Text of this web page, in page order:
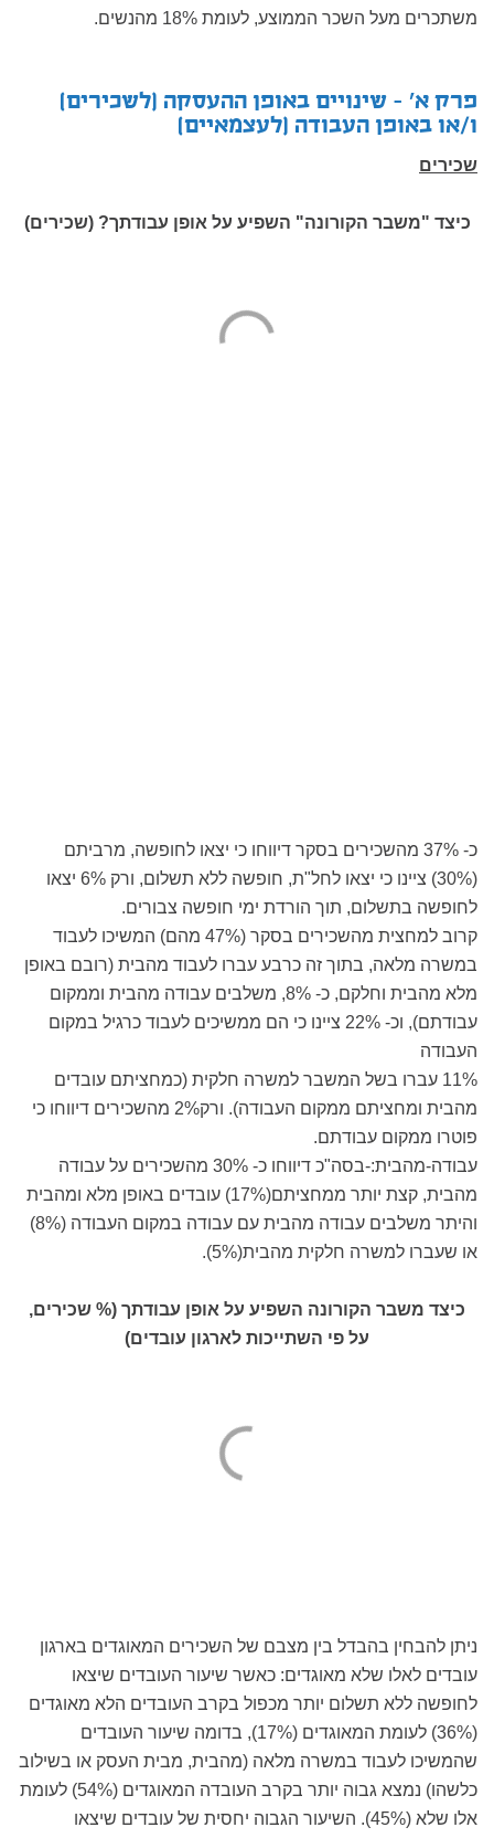
משתכרים מעל השכר הממוצע, לעומת 18% מהנשים.
פרק א' - שינויים באופן ההעסקה (לשכירים)
ו/או באופן העבודה (לעצמאיים)
שכירים
כיצד "משבר הקורונה" השפיע על אופן עבודתך? (שכירים)
כ- 37% מהשכירים בסקר דיווחו כי יצאו לחופשה, מרביתם
(30%) ציינו כי יצאו לחל"ת, חופשה ללא תשלום, ורק 6% יצאו
לחופשה בתשלום, תוך הורדת ימי חופשה צבורים.
קרוב למחצית מהשכירים בסקר (47% מהם) המשיכו לעבוד
במשרה מלאה, בתוך זה כרבע עברו לעבוד מהבית (רובם באופן
מלא מהבית וחלקם, כ- 8%, משלבים עבודה מהבית וממקום
עבודתם), וכ- 22% ציינו כי הם ממשיכים לעבוד כרגיל במקום
העבודה
11% עברו בשל המשבר למשרה חלקית (כמחציתם עובדים
מהבית ומחציתם ממקום העבודה). ורק2% מהשכירים דיווחו כי
פוטרו ממקום עבודתם.
עבודה-מהבית:-בסה"כ דיווחו כ- 30% מהשכירים על עבודה
מהבית, קצת יותר ממחציתם(17%) עובדים באופן מלא ומהבית
והיתר משלבים עבודה מהבית עם עבודה במקום העבודה (8%)
או שעברו למשרה חלקית מהבית(5%).
כיצד משבר הקורונה השפיע על אופן עבודתך (% שכירים,
על פי השתייכות לארגון עובדים)
ניתן להבחין בהבדל בין מצבם של השכירים המאוגדים בארגון
עובדים לאלו שלא מאוגדים: כאשר שיעור העובדים שיצאו
לחופשה ללא תשלום יותר מכפול בקרב העובדים הלא מאוגדים
(36%) לעומת המאוגדים (17%), בדומה שיעור העובדים
שהמשיכו לעבוד במשרה מלאה (מהבית, מבית העסק או בשילוב
כלשהו) נמצא גבוה יותר בקרב העובדה המאוגדים (54%) לעומת
אלו שלא (45%). השיעור הגבוה יחסית של עובדים שיצאו